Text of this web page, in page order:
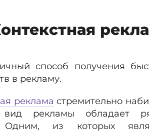
способ получения
в рекламу.
реклама стремительно
вид рекламы обладает
Одним, из которых